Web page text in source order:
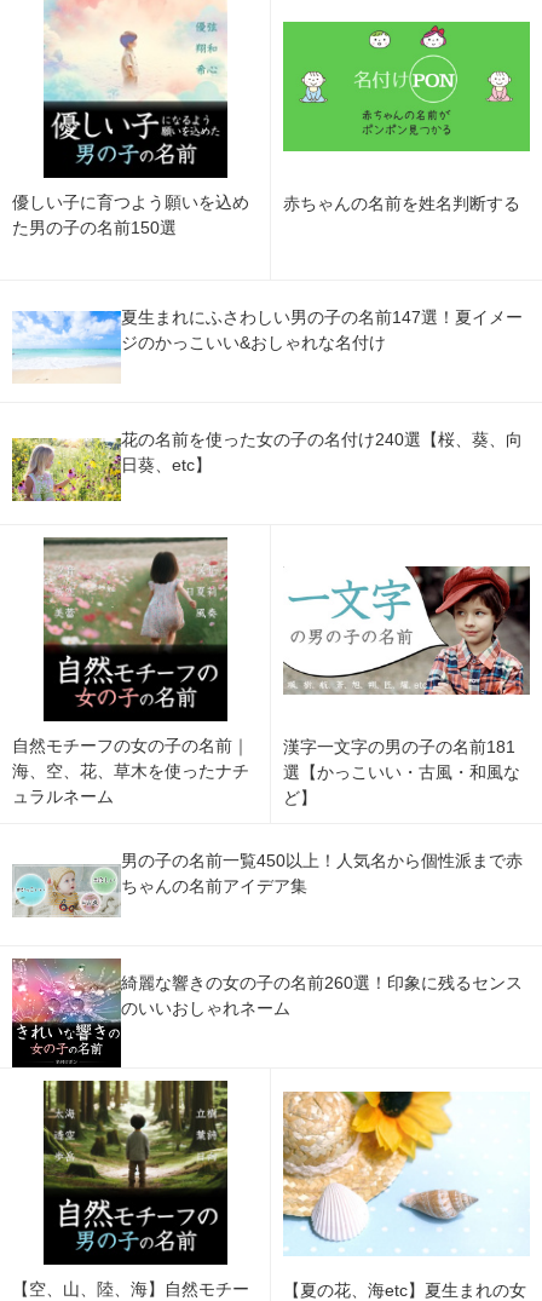
優しい子に育つよう願いを込め
た男の子の名前150選
赤ちゃんの名前を姓名判断する
夏生まれにふさわしい男の子の名前147選！夏イメー
ジのかっこいい&おしゃれな名付け
花の名前を使った女の子の名付け240選【桜、葵、向
日葵、etc】
自然モチーフの女の子の名前｜
海、空、花、草木を使ったナチ
ュラルネーム
漢字一文字の男の子の名前181
選【かっこいい・古風・和風な
ど】
男の子の名前一覧450以上！人気名から個性派まで赤
ちゃんの名前アイデア集
綺麗な響きの女の子の名前260選！印象に残るセンス
のいいおしゃれネーム
【空、山、陸、海】自然モチー
【夏の花、海etc】夏生まれの女